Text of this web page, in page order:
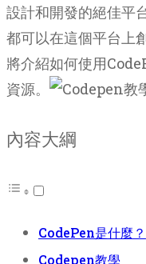
設計和開發的絕佳平
都可以在這個平台上
將介紹如何使用
資源。
內容大綱
CodePen是什麼？
Codepen教學